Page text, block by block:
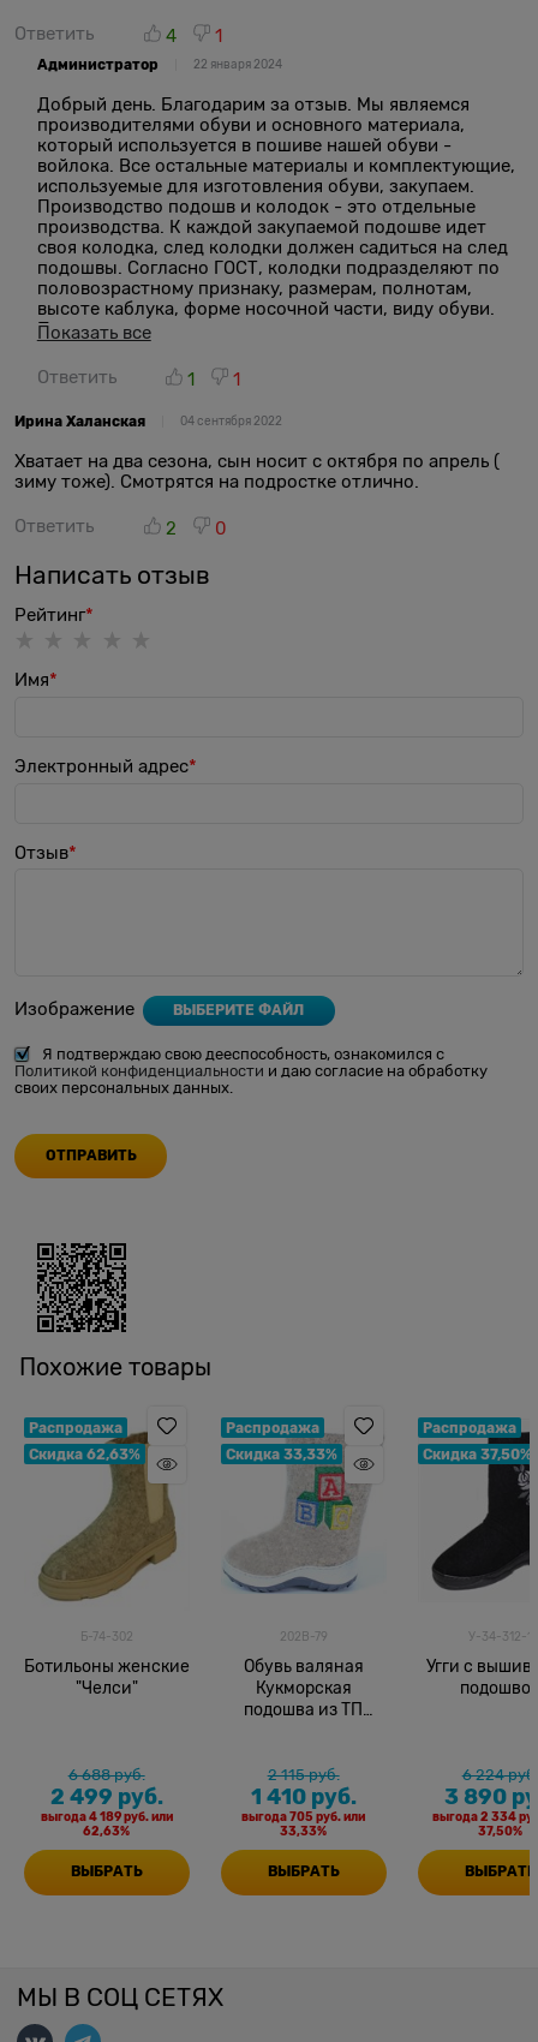
обувь подошла, то заказав такой же размер другой
модели ока оказывается мала или велика? ПОЧЕМУ у
вашего магазина нет реальных магазинов, хотя бы в
обменивать ее с ценой доставки равной стоимости
обуви!
Ответить 4 1
Администратор 22 января 2024
Добрый день. Благодарим за отзыв. Мы являемся
производителями обуви и основного материала,
который используется в пошиве нашей обуви -
войлока. Все остальные материалы и комплектующие,
используемые для изготовления обуви, закупаем.
Производство подошв и колодок - это отдельные
производства. К каждой закупаемой подошве идет
своя колодка, след колодки должен садиться на след
подошвы. Согласно ГОСТ, колодки подразделяют по
половозрастному признаку, размерам, полнотам,
высоте каблука, форме носочной части, виду обуви.
Поэтому нельзя использовать одну и ту же колодку
Показать все
Ответить 1 1
Ирина Халанская 04 сентября 2022
Хватает на два сезона, сын носит с октября по апрель (
зиму тоже). Смотрятся на подростке отлично.
Ответить 2 0
Написать отзыв
Рейтинг
Имя
Электронный адрес
Отзыв
Изображение ВЫБЕРИТЕ ФАЙЛ
Я подтверждаю свою дееспособность, ознакомился с
Политикой конфиденциальности и даю согласие на обработку
своих персональных данных.
Похожие товары
Распродажа
Скидка 62,63%
Б-74-302
Ботильоны женские
"Челси"
6 688 руб.
2 499 руб.
выгода4 189 руб.или
62,63%
ВЫБРАТЬ
Распродажа
Скидка 33,33%
202В-79
Обувь валяная
Кукморская
подошва из ТП
2 115 руб.
1 410 руб.
выгода705 руб.или
33,33%
ВЫБРАТЬ
Распродажа
Скидка 37,50%
У-34-312-1
Угги с
6 224 руб.
3 890
выгода2 334
37,50%
ВЫБРАТЬ
МЫ В СОЦ СЕТЯХ